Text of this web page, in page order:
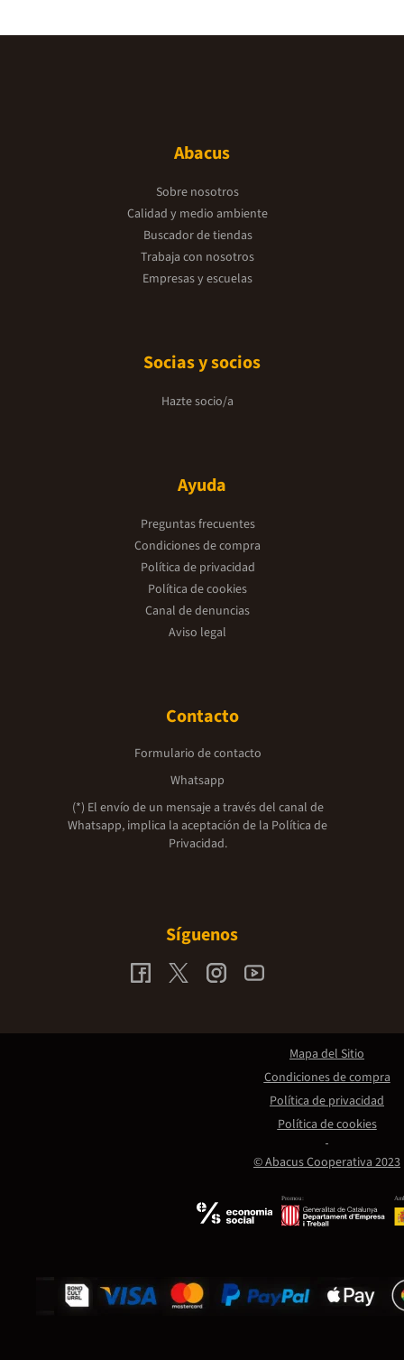
Abacus
Sobre nosotros
Calidad y medio ambiente
Buscador de tiendas
Trabaja con nosotros
Empresas y escuelas
Socias y socios
Hazte socio/a
Ayuda
Preguntas frecuentes
Condiciones de compra
Política de privacidad
Política de cookies
Canal de denuncias
Aviso legal
Contacto
Formulario de contacto
Whatsapp
(*) El envío de un mensaje a través del canal de
Whatsapp, implica la aceptación de la Política de
Privacidad.
Síguenos
Promou:
© Abacus Cooperativa 2023
Mapa del Sitio
Condiciones de compra
Política de privacidad
Política de cookies